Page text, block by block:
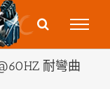
耐彎曲